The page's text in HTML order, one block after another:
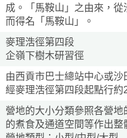
成。「馬鞍山」之由來，
而得名「馬鞍山」。
麥理浩徑第四段
企嶺下樹木研習徑
由西貢市巴士總站中心或沙
經麥理浩徑第四段起點行約
營地的大小分類參照各營
的煮食及通道空間等作出整